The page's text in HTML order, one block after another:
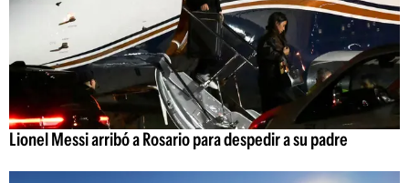
Lionel Messi arribó a Rosario para despedir a su padre